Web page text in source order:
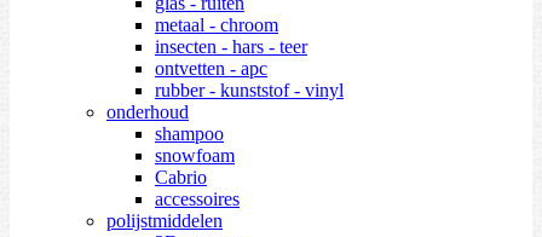
metaal - chroom
insecten - hars - teer
ontvetten - apc
rubber - kunststof - vinyl
onderhoud
shampoo
snowfoam
Cabrio
accessoires
polijstmiddelen